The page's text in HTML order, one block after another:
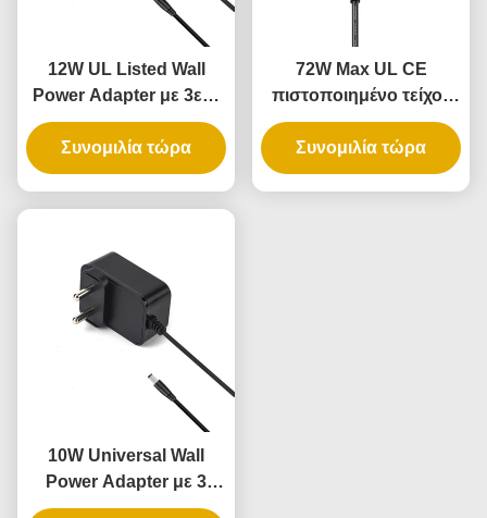
12W UL Listed Wall
Power Adapter με 3ετή
εγγύηση και παροχή
ρεύματος AC DC
Συνομιλία τώρα
72W Max UL CE
πιστοποιημένο τείχος
πλέγμα ηλεκτρικής
ενέργειας τούβλο με 3
χρόνια εγγύηση
Συνομιλία τώρα
10W Universal Wall
Power Adapter με 3
χρόνια εγγύηση και